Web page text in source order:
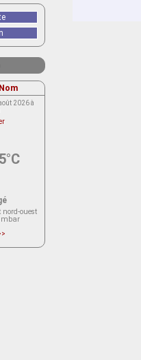
2026 à
ouest
mbar
du
see
faq#error401